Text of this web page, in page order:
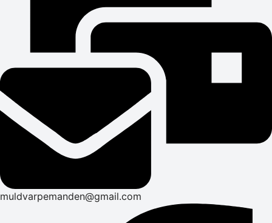
muldvarpemanden@gmail.com